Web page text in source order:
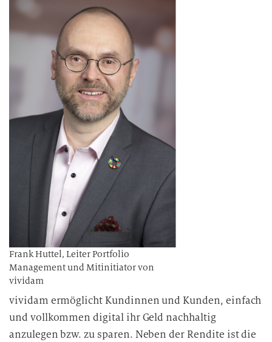
Frank Huttel, Leiter Portfolio
Management und Mitinitiator von
vividam
vividam ermöglicht Kundinnen und Kunden, einfach
und vollkommen digital ihr Geld nachhaltig
anzulegen bzw. zu sparen. Neben der Rendite ist die